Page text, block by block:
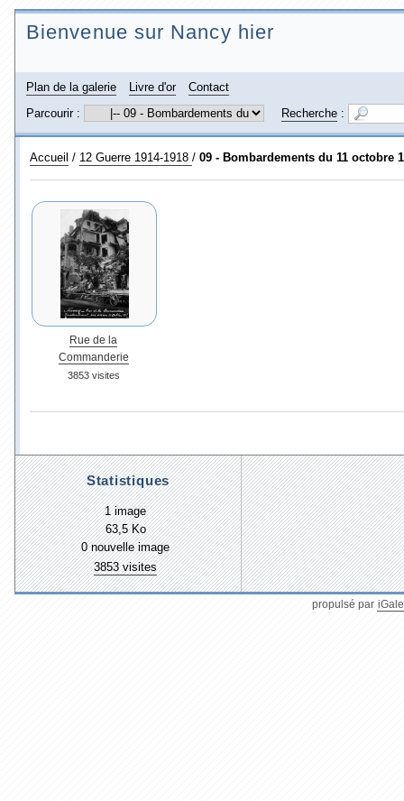
Bienvenue sur Nancy hier
Plan de la galerie Livre d'or
Contact
Parcourir :
Recherche :
Accueil / 12 Guerre 1914-1918 / 09 - Bombardements du 11 octobre
Rue de la
Commanderie
3853 visites
Statistiques
1 image
63,5 Ko
0 nouvelle image
3853 visites
propulsé par